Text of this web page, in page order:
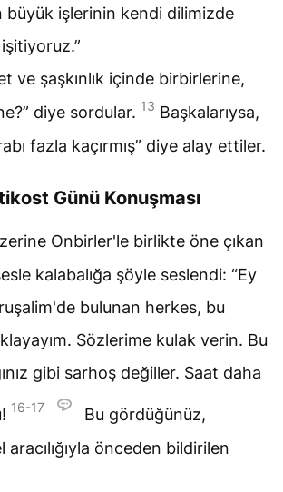
büyük işlerinin kendi dilimizde
ve şaşkınlık içinde birbirlerine,
diye sordular. 13 Başkalarıysa,
fazla kaçırmış” diye alay ettiler.
Günü Konuşması
Onbirler'le birlikte öne çıkan
kalabalığa şöyle seslendi: “Ey
bulunan herkes, bu
Sözlerime kulak verin. Bu
gibi sarhoş değiller. Saat daha
16-17
Bu gördüğünüz,
aracılığıyla önceden bildirilen